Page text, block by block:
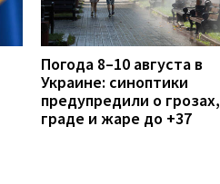
Погода 8–10 августа в
Украине: синоптики
предупредили о грозах,
граде и жаре до +37